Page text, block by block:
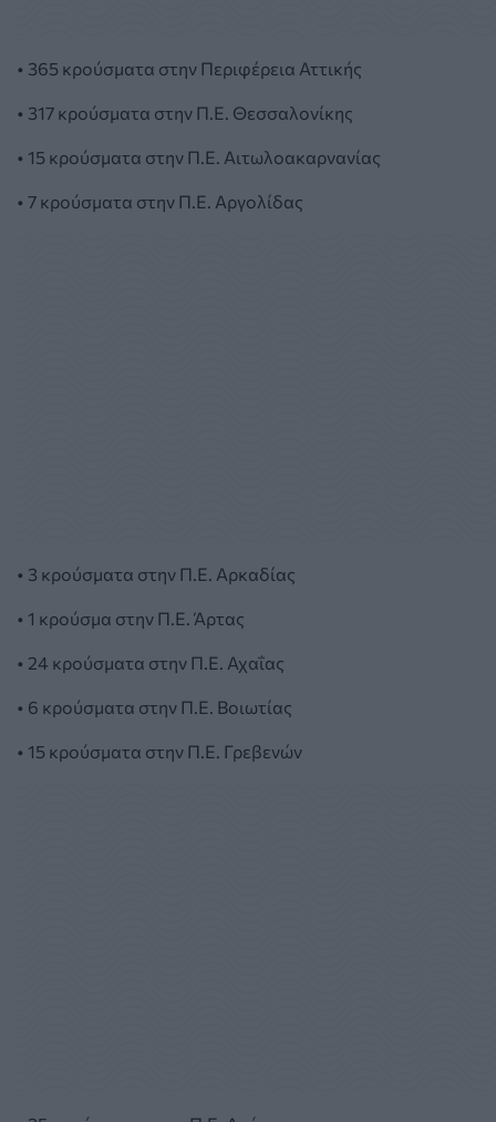
• 365 κρούσματα στην Περιφέρεια Αττικής
• 317 κρούσματα στην Π.Ε. Θεσσαλονίκης
• 15 κρούσματα στην Π.Ε. Αιτωλοακαρνανίας
• 7 κρούσματα στην Π.Ε. Αργολίδας
• 3 κρούσματα στην Π.Ε. Αρκαδίας
• 1 κρούσμα στην Π.Ε. Άρτας
• 24 κρούσματα στην Π.Ε. Αχαΐας
• 6 κρούσματα στην Π.Ε. Βοιωτίας
• 15 κρούσματα στην Π.Ε. Γρεβενών